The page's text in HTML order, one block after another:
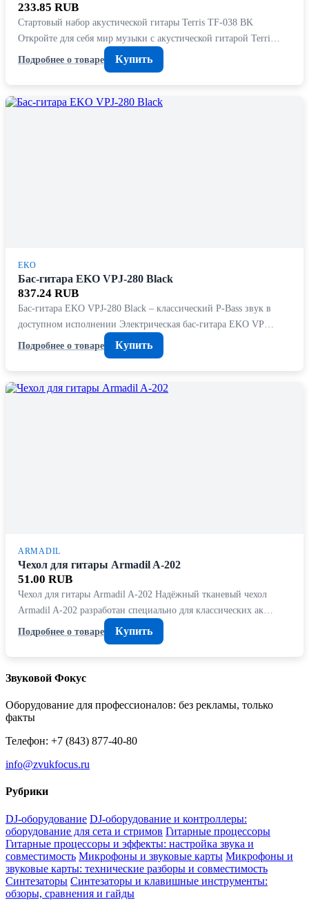
233.85 RUB
Стартовый набор акустической гитары Terris TF-038 BK
Откройте для себя мир музыки с акустической гитарой Terri…
Подробнее о товаре
Купить
EKO
Бас-гитара EKO VPJ-280 Black
837.24 RUB
Бас-гитара EKO VPJ-280 Black – классический P-Bass звук в
доступном исполнении Электрическая бас-гитара EKO VP…
Подробнее о товаре
Купить
ARMADIL
Чехол для гитары Armadil A-202
51.00 RUB
Чехол для гитары Armadil A-202 Надёжный тканевый чехол
Armadil A-202 разработан специально для классических ак…
Подробнее о товаре
Купить
Звуковой Фокус
Оборудование для профессионалов: без рекламы, только
факты
Телефон: +7 (843) 877-40-80
info@zvukfocus.ru
Рубрики
DJ-оборудование DJ-оборудование и контроллеры:
оборудование для сета и стримов Гитарные процессоры
Гитарные процессоры и эффекты: настройка звука и
совместимость Микрофоны и звуковые карты Микрофоны и
звуковые карты: технические разборы и совместимость
Синтезаторы Синтезаторы и клавишные инструменты:
обзоры, сравнения и гайды